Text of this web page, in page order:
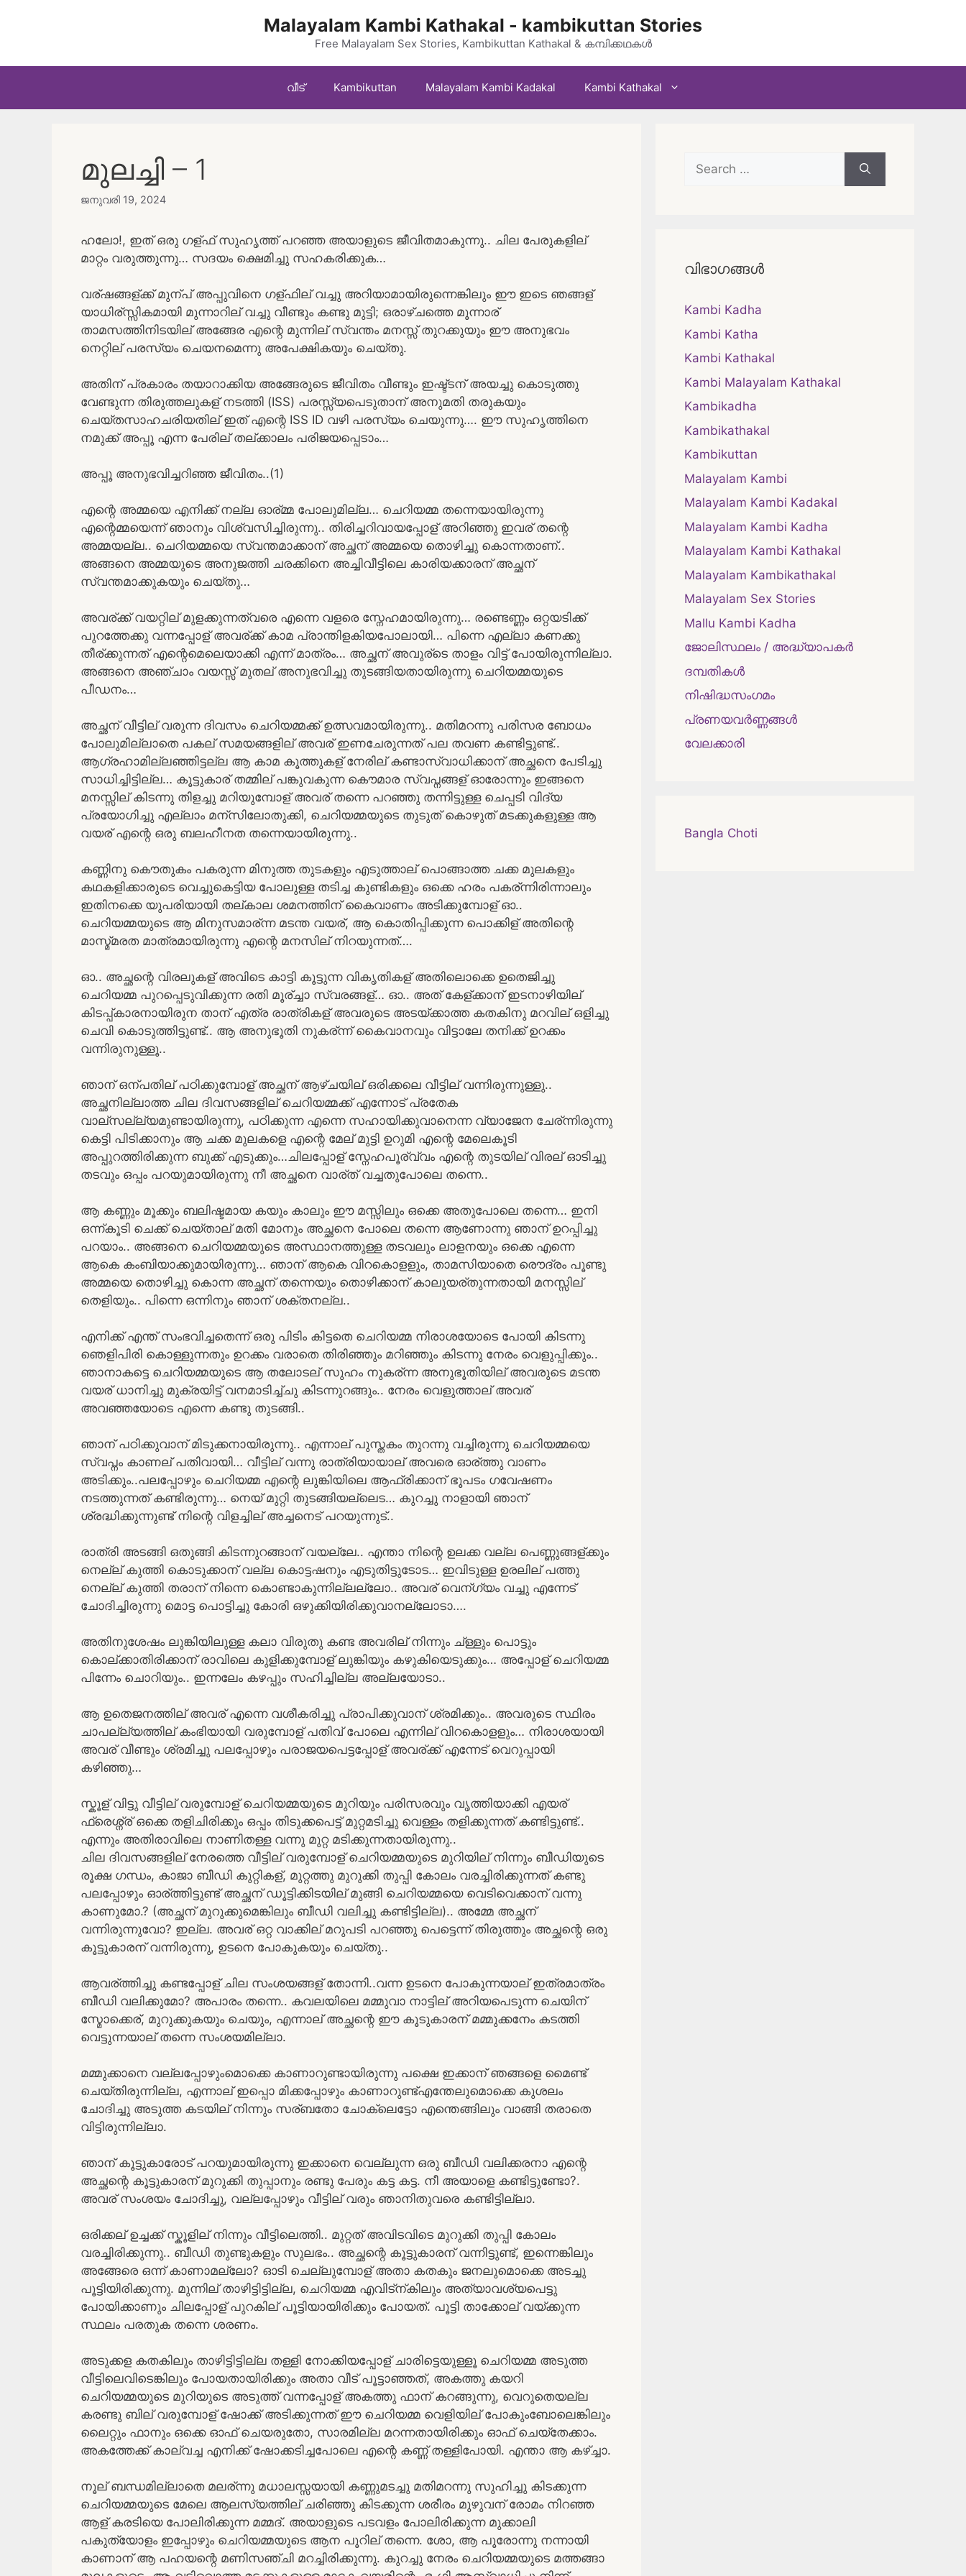
Malayalam Kambi Kathakal - kambikuttan Stories
Free Malayalam Sex Stories, Kambikuttan Kathakal & കമ്പിക്കഥകൾ
വീട് Kambikuttan Malayalam Kambi Kadakal Kambi Kathakal
മുലച്ചി – 1
ജനുവരി 19, 2024
ഹലോ!, ഇത് ഒരു ഗള്ഫ് സുഹൃത്ത് പറഞ്ഞ അയാളുടെ ജീവിതമാകുന്നു.. ചില പേരുകളില്
മാറ്റം വരുത്തുന്നു… സദയം ക്ഷെമിച്ചു സഹകരിക്കുക…
വര്ഷങ്ങള്ക്ക് മുന്പ് അപ്പുവിനെ ഗള്ഫില് വച്ചു അറിയാമായിരുന്നെങ്കിലും ഈ ഇടെ ഞങ്ങള്
യാധിര്സ്സികമായി മുന്നാറില് വച്ചു വീണ്ടും കണ്ടു മുട്ടി; ഒരാഴ്ചത്തെ മൂന്നാര്
താമസത്തിനിടയില് അങ്ങേര എന്റെ മുന്നില് സ്വന്തം മനസ്സ് തുറക്കുയും ഈ അനുഭവം
നെറ്റില് പരസ്യം ചെയനമെന്നു അപേക്ഷികയും ചെയ്തു.
അതിന് പ്രകാരം തയാറാക്കിയ അങ്ങേരുടെ ജീവിതം വീണ്ടും ഇഷ്ട്ടന് അയച്ചു കൊടുത്തു
വേണ്ടുന്ന തിരുത്തലുകള് നടത്തി (ISS) പരസ്സ്യപെടുതാന് അനുമതി തരുകയും
ചെയ്തസാഹചരിയതില് ഇത് എന്റെ ISS ID വഴി പരസ്യം ചെയുന്നു…. ഈ സുഹൃത്തിനെ
നമുക്ക് അപ്പൂ എന്ന പേരില് തല്ക്കാലം പരിജയപ്പെടാം…
അപ്പൂ അനുഭവിച്ചറിഞ്ഞ ജീവിതം..(1)
എന്റെ അമ്മയെ എനിക്ക് നല്ല ഓര്മ്മ പോലുമില്ല… ചെറിയമ്മ തന്നെയായിരുന്നു
എന്റെമ്മയെന്ന് ഞാനും വിശ്വസിച്ചിരുന്നു.. തിരിച്ചറിവായപ്പോള് അറിഞ്ഞു ഇവര് തന്റെ
അമ്മയല്ല.. ചെറിയമ്മയെ സ്വന്തമാക്കാന് അച്ഛന് അമ്മയെ തൊഴിച്ചു കൊന്നതാണ്..
അങ്ങനെ അമ്മയുടെ അനുജത്തി ചരക്കിനെ അച്ചിവീട്ടിലെ കാരിയക്കാരന് അച്ഛന്
സ്വന്തമാക്കുകയും ചെയ്തു…
അവര്ക്ക് വയറ്റില് മുളക്കുന്നത്വരെ എന്നെ വളരെ സ്നേഹമായിരുന്നു… രണ്ടെണ്ണം ഒറ്റയടിക്ക്
പുറത്തേക്കു വന്നപ്പോള് അവര്ക്ക് കാമ പ്രാന്തിളകിയപോലായി… പിന്നെ എല്ലാ കണക്കു
തീര്ക്കുന്നത് എന്റെമെലെയാക്കി എന്ന് മാത്രം… അച്ഛന് അവുര്ടെ താളം വിട്ട് പോയിരുന്നില്ലാ.
അങ്ങനെ അഞ്ചാം വയസ്സ് മുതല് അനുഭവിച്ചു തുടങ്ങിയതായിരുന്നു ചെറിയമ്മയുടെ
പീഡനം…
അച്ഛന് വീട്ടില് വരുന്ന ദിവസം ചെറിയമ്മക്ക് ഉത്സവമായിരുന്നു.. മതിമറന്നു പരിസര ബോധം
പോലുമില്ലാതെ പകല് സമയങ്ങളില് അവര് ഇണചേരുന്നത് പല തവണ കണ്ടിട്ടുണ്ട്..
ആഗ്രഹാമില്ലഞ്ഞിട്ടല്ല ആ കാമ കൂത്തുകള് നേരില് കണ്ടാസ്വാധിക്കാന് അച്ഛനെ പേടിച്ചു
സാധിച്ചിട്ടില്ല… കൂട്ടുകാര് തമ്മില് പങ്കുവകുന്ന കൌമാര സ്വപ്നങ്ങള് ഓരോന്നും ഇങ്ങനെ
മനസ്സില് കിടന്നു തിളച്ചു മറിയുമ്പോള് അവര് തന്നെ പറഞ്ഞു തന്നിട്ടുള്ള ചെപ്പടി വിദ്യ
പ്രയോഗിച്ചു എല്ലാം മന്സിലോതുക്കി, ചെറിയമ്മയുടെ തുടുത് കൊഴുത് മടക്കുകളുള്ള ആ
വയര് എന്റെ ഒരു ബലഹീനത തന്നെയായിരുന്നു..
കണ്ണിനു കൌതുകം പകരുന്ന മിനുത്ത തുടകളും എടുത്താല് പൊങ്ങാത്ത ചക്ക മുലകളും
കഥകളിക്കാരുടെ വെച്ചുകെട്ടിയ പോലുള്ള തടിച്ച കുണ്ടികളും ഒക്കെ ഹരം പകര്ന്നിരിന്നാലും
ഇതിനക്കെ യുപരിയായി തല്കാല ശമനത്തിന് കൈവാണം അടിക്കുമ്പോള് ഓ..
ചെറിയമ്മയുടെ ആ മിനുസമാര്ന്ന മടന്ത വയര്, ആ കൊതിപ്പിക്കുന്ന പൊക്കിള് അതിന്റെ
മാസ്മ്മരത മാത്രമായിരുന്നു എന്റെ മനസില് നിറയുന്നത്….
ഓ.. അച്ഛന്റെ വിരലുകള് അവിടെ കാട്ടി കൂട്ടുന്ന വികൃതികള് അതിലൊക്കെ ഉതെജിച്ചു
ചെറിയമ്മ പുറപ്പെടുവിക്കുന്ന രതി മൂര്ച്ചാ സ്വരങ്ങള്… ഓ.. അത് കേള്ക്കാന് ഇടനാഴിയില്
കിടപ്പ്കാരനായിരുന താന് എത്ര രാത്രികള് അവരുടെ അടയ്ക്കാത്ത കതകിനു മറവില് ഒളിച്ചു
ചെവി കൊടുത്തിട്ടുണ്ട്.. ആ അനുഭൂതി നുകര്ന്ന് കൈവാനവും വിട്ടാലേ തനിക്ക് ഉറക്കം
വന്നിരുനുള്ളൂ..
ഞാന് ഒന്പതില് പഠിക്കുമ്പോള് അച്ഛന് ആഴ്ചയില് ഒരിക്കലെ വീട്ടില് വന്നിരുന്നുള്ളു..
അച്ഛനില്ലാത്ത ചില ദിവസങ്ങളില് ചെറിയമ്മക്ക് എന്നോട് പ്രതേക
വാല്സല്ല്യമുണ്ടായിരുന്നു, പഠിക്കുന്ന എന്നെ സഹായിക്കുവാനെന്ന വ്യാജേന ചേര്ന്നിരുന്നു
കെട്ടി പിടിക്കാനും ആ ചക്ക മുലകളെ എന്റെ മേല് മുട്ടി ഉറുമി എന്റെ മേലെകൂടി
അപ്പുറത്തിരിക്കുന്ന ബുക്ക് എടുക്കും…ചിലപ്പോള് സ്നേഹപൂര്വ്വം എന്റെ തുടയില് വിരല് ഓടിച്ചു
തടവും ഒപ്പം പറയുമായിരുന്നു നീ അച്ഛനെ വാര്ത് വച്ചതുപോലെ തന്നെ..
ആ കണ്ണും മൂക്കും ബലിഷ്ടമായ കയും കാലും ഈ മസ്സിലും ഒക്കെ അതുപോലെ തന്നെ… ഇനി
ഒന്ന്കൂടി ചെക്ക് ചെയ്താല് മതി മോനും അച്ഛനെ പോലെ തന്നെ ആണോന്നു ഞാന് ഉറപ്പിച്ചു
പറയാം.. അങ്ങനെ ചെറിയമ്മയുടെ അസ്ഥാനത്തുള്ള തടവലും ലാളനയും ഒക്കെ എന്നെ
ആകെ കംബിയാക്കുമായിരുന്നു… ഞാന് ആകെ വിറകൊളളും, താമസിയാതെ രൌദ്രം പൂണ്ടു
അമ്മയെ തൊഴിച്ചു കൊന്ന അച്ഛന് തന്നെയും തൊഴിക്കാന് കാലുയര്തുന്നതായി മനസ്സില്
തെളിയും.. പിന്നെ ഒന്നിനും ഞാന് ശക്തനല്ല..
എനിക്ക് എന്ത് സംഭവിച്ചതെന്ന് ഒരു പിടിം കിട്ടതെ ചെറിയമ്മ നിരാശയോടെ പോയി കിടന്നു
ഞെളിപിരി കൊള്ളുന്നതും ഉറക്കം വരാതെ തിരിഞ്ഞും മറിഞ്ഞും കിടന്നു നേരം വെളുപ്പിക്കും..
ഞാനാകട്ടെ ചെറിയമ്മയുടെ ആ തലോടല് സുഹം നുകര്ന്ന അനുഭൂതിയില് അവരുടെ മടന്ത
വയര് ധാനിച്ചു മുക്രയിട്ട് വനമാടിച്ച്ചു കിടന്നുറങ്ങും.. നേരം വെളുത്താല് അവര്
അവഞ്ഞയോടെ എന്നെ കണ്ടു തുടങ്ങി..
ഞാന് പഠിക്കുവാന് മിടുക്കനായിരുന്നു.. എന്നാല് പുസ്തകം തുറന്നു വച്ചിരുന്നു ചെറിയമ്മയെ
സ്വപ്നം കാണല് പതിവായി… വീട്ടില് വന്നു രാത്രിയായാല് അവരെ ഓര്ത്തു വാണം
അടിക്കും..പലപ്പോഴും ചെറിയമ്മ എന്റെ ലുങ്കിയിലെ ആഫ്രിക്കാന് ഭൂപടം ഗവേഷണം
നടത്തുന്നത് കണ്ടിരുന്നു… നെയ് മുറ്റി തുടങ്ങിയല്ലെട… കുറച്ചു നാളായി ഞാന്
ശ്രദ്ധിക്കുന്നുണ്ട് നിന്റെ വിളച്ചില് അച്ചനെട് പറയുന്നുട്..
രാത്രി അടങ്ങി ഒതുങ്ങി കിടന്നുറങ്ങാന് വയല്ലേ.. എന്താ നിന്റെ ഉലക്ക വല്ല പെണ്ണുങ്ങള്ക്കും
നെല്ല് കുത്തി കൊടുക്കാന് വല്ല കൊട്ടഷനും എടുതിട്ടുടോട… ഇവിടുള്ള ഉരലില് പത്തു
നെല്ല് കുത്തി തരാന് നിന്നെ കൊണ്ടാകുന്നില്ലല്ലോ.. അവര് വെന്ഗ്യം വച്ചു എന്നേട്
ചോദിച്ചിരുന്നു മൊട്ട പൊട്ടിച്ചു കോരി ഒഴുക്കിയിരിക്കുവാനല്ലോടാ….
അതിനുശേഷം ലുങ്കിയിലുള്ള കലാ വിരുതു കണ്ട അവരില് നിന്നും ച്ള്ളും പൊട്ടും
കൊല്ക്കാതിരിക്കാന് രാവിലെ കുളിക്കുമ്പോള് ലുങ്കിയും കഴുകിയെടുക്കും… അപ്പോള് ചെറിയമ്മ
പിന്നേം ചൊറിയും.. ഇന്നലേം കഴപ്പും സഹിച്ചില്ല അല്ലയോടാ..
ആ ഉതെജനത്തില് അവര് എന്നെ വശീകരിച്ചു പ്രാപിക്കുവാന് ശ്രമിക്കും.. അവരുടെ സ്ഥിരം
ചാപല്ല്യത്തില് കംഭിയായി വരുമ്പോള് പതിവ് പോലെ എന്നില് വിറകൊളളും… നിരാശയായി
അവര് വീണ്ടും ശ്രമിച്ചു പലപ്പോഴും പരാജയപെട്ടപ്പോള് അവര്ക്ക് എന്നേട് വെറുപ്പായി
കഴിഞ്ഞു…
സ്കൂള് വിട്ടു വീട്ടില് വരുമ്പോള് ചെറിയമ്മയുടെ മുറിയും പരിസരവും വൃത്തിയാക്കി എയര്
ഫ്രെശ്ന്ര് ഒക്കെ തളിചിരിക്കും ഒപ്പം തിടുക്കപെട്ട് മുറ്റമടിച്ചു വെള്ളം തളിക്കുന്നത് കണ്ടിട്ടുണ്ട്..
എന്നും അതിരാവിലെ നാണിതള്ള വന്നു മുറ്റ മടിക്കുന്നതായിരുന്നു..
ചില ദിവസങ്ങളില് നേരത്തെ വീട്ടില് വരുമ്പോള് ചെറിയമ്മയുടെ മുറിയില് നിന്നും ബീഡിയുടെ
രൂക്ഷ ഗന്ധം, കാജാ ബീഡി കുറ്റികള്, മുറ്റത്തു മുറുക്കി തുപ്പി കോലം വരച്ചിരിക്കുന്നത് കണ്ടു
പലപ്പോഴും ഓര്ത്തിട്ടുണ്ട് അച്ഛന് ഡൂട്ടിക്കിടയില് മുങ്ങി ചെറിയമ്മയെ വെടിവെക്കാന് വന്നു
കാണുമോ.? (അച്ഛന് മുറുക്കുമെങ്കിലും ബീഡി വലിച്ചു കണ്ടിട്ടില്ല).. അമ്മേ അച്ഛന്
വന്നിരുന്നുവോ? ഇല്ല. അവര് ഒറ്റ വാക്കില് മറുപടി പറഞ്ഞു പെട്ടെന്ന് തിരുത്തും അച്ഛന്റെ ഒരു
കൂട്ടുകാരന് വന്നിരുന്നു, ഉടനെ പോകുകയും ചെയ്തു..
ആവര്ത്തിച്ചു കണ്ടപ്പോള് ചില സംശയങ്ങള് തോന്നി..വന്ന ഉടനെ പോകുന്നയാല് ഇത്രമാത്രം
ബീഡി വലിക്കുമോ? അപാരം തന്നെ.. കവലയിലെ മമ്മുവാ നാട്ടില് അറിയപെടുന്ന ചെയിന്
സ്മോക്കെര്, മുറുക്കുകയും ചെയും, എന്നാല് അച്ഛന്റെ ഈ കൂടുകാരന് മമ്മുക്കനേം കടത്തി
വെട്ടുന്നയാല് തന്നെ സംശയമില്ലാ.
മമ്മുക്കാനെ വല്ലപ്പോഴുംമൊക്കെ കാണാറുണ്ടായിരുന്നു പക്ഷെ ഇക്കാന് ഞങ്ങളെ മൈണ്ട്
ചെയ്തിരുന്നില്ല, എന്നാല് ഇപ്പൊ മിക്കപ്പോഴും കാണാറുണ്ട്എന്തേലുമൊക്കെ കുശലം
ചോദിച്ചു അടുത്ത കടയില് നിന്നും സര്ബതോ ചോക്ലെട്ടോ എന്തെങ്ങിലും വാങ്ങി തരാതെ
വിട്ടിരുന്നില്ലാ.
ഞാന് കൂട്ടുകാരോട് പറയുമായിരുന്നു ഇക്കാനെ വെല്ലുന്ന ഒരു ബീഡി വലിക്കരനാ എന്റെ
അച്ഛന്റെ കൂട്ടുകാരന് മുറുക്കി തുപ്പാനും രണ്ടു പേരും കട്ട കട്ട. നീ അയാളെ കണ്ടിട്ടുണ്ടോ?.
അവര് സംശയം ചോദിച്ചു, വല്ലപ്പോഴും വീട്ടില് വരും ഞാനിതുവരെ കണ്ടിട്ടില്ലാ.
ഒരിക്കല് ഉച്ചക്ക് സ്കൂളില് നിന്നും വീട്ടിലെത്തി.. മുറ്റത് അവിടവിടെ മുറുക്കി തുപ്പി കോലം
വരച്ചിരിക്കുന്നു.. ബീഡി തുണ്ടുകളും സുലഭം.. അച്ഛന്റെ കൂട്ടുകാരന് വന്നിട്ടുണ്ട്, ഇന്നെങ്കിലും
അങ്ങേരെ ഒന്ന് കാണാമല്ലോ? ഓടി ചെല്ലുമ്പോള് അതാ കതകും ജനലുമൊക്കെ അടച്ചു
പൂട്ടിയിരിക്കുന്നു. മുന്നില് താഴിട്ടിട്ടില്ല, ചെറിയമ്മ എവിട്ന്കിലും അത്യാവശ്യപെട്ടു
പോയിക്കാണും ചിലപ്പോള് പുറകില് പൂട്ടിയായിരിക്കും പോയത്. പൂട്ടി താക്കോല് വയ്ക്കുന്ന
സ്ഥലം പരതുക തന്നെ ശരണം.
അടുക്കള കതകിലും താഴിട്ടിട്ടില്ല തള്ളി നോക്കിയപ്പോള് ചാരിട്ടെയുള്ളൂ ചെറിയമ്മ അടുത്ത
വീട്ടിലെവിടെങ്കിലും പോയതായിരിക്കും അതാ വീട് പൂട്ടാഞ്ഞത്, അകത്തു കയറി
ചെറിയമ്മയുടെ മുറിയുടെ അടുത്ത് വന്നപ്പോള് അകത്തു ഫാന് കറങ്ങുന്നു, വെറുതെയല്ല
കരണ്ടു ബില് വരുമ്പോള് ഷോക്ക് അടിക്കുന്നത് ഈ ചെറിയമ്മ വെളിയില് പോകുംബോലെങ്കിലും
ലൈറ്റും ഫാനും ഒക്കെ ഓഫ് ചെയരുതോ, സാരമില്ല മറന്നതായിരിക്കും ഓഫ് ചെയ്തേക്കാം.
അകത്തേക്ക് കാല്വച്ച എനിക്ക് ഷോക്കടിച്ചപോലെ എന്റെ കണ്ണ് തള്ളിപോയി. എന്താ ആ കഴ്ച്ചാ.
നൂല് ബന്ധമില്ലാതെ മലര്ന്നു മധാലസ്സയായി കണ്ണുമടച്ചു മതിമറന്നു സുഹിച്ചു കിടക്കുന്ന
ചെറിയമ്മയുടെ മേലെ ആലസ്യത്തില് ചരിഞ്ഞു കിടക്കുന്ന ശരീരം മുഴുവന് രോമം നിറഞ്ഞ
ആള് കരടിയെ പോലിരിക്കുന്ന മമ്മദ്. അയാളുടെ പടവളം പോലിരിക്കുന്ന മുക്കാലി
പകുത്യോളം ഇപ്പോഴും ചെറിയമ്മയുടെ ആന പൂറില് തന്നെ. ശോ, ആ പൂരോന്നു നന്നായി
കാണാന് ആ പഹയന്റെ മണിസഞ്ചി മറച്ചിരിക്കുന്നു. കുറച്ചു നേരം ചെറിയമ്മയുടെ മത്തങ്ങാ
Search
for:
വിഭാഗങ്ങൾ
Kambi Kadha
Kambi Katha
Kambi Kathakal
Kambi Malayalam Kathakal
Kambikadha
Kambikathakal
Kambikuttan
Malayalam Kambi
Malayalam Kambi Kadakal
Malayalam Kambi Kadha
Malayalam Kambi Kathakal
Malayalam Kambikathakal
Malayalam Sex Stories
Mallu Kambi Kadha
ജോലിസ്ഥലം / അദ്ധ്യാപകർ
ദമ്പതികള്‍
നിഷിദ്ധസംഗമം
പ്രണയവർണ്ണങ്ങൾ
വേലക്കാരി
Bangla Choti